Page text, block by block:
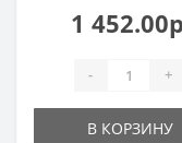
1
- +
В КОРЗИНУ